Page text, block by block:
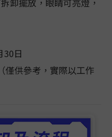
日
僅供參考，實際以工作